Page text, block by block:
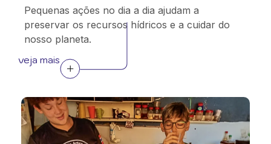
Pequenas ações no dia a dia ajudam a
preservar os recursos hídricos e a cuidar do
nosso planeta.
veja mais